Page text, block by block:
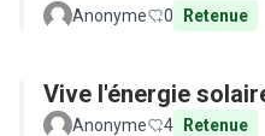
Anonyme 0 Retenue
Vive l'énergie
Anonyme 4 Retenue